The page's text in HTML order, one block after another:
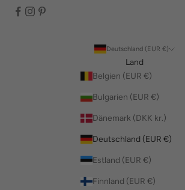
Deutschland (EUR €)
Land
Belgien (EUR €)
Bulgarien (EUR €)
Dänemark (DKK kr.)
Deutschland (EUR €)
Estland (EUR €)
Finnland (EUR €)